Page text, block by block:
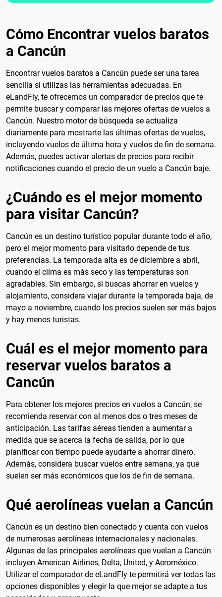
Cómo Encontrar vuelos baratos
a Cancún
Encontrar vuelos baratos a Cancún puede ser una tarea
sencilla si utilizas las herramientas adecuadas. En
eLandFly, te ofrecemos un comparador de precios que te
permite buscar y comparar las mejores ofertas de vuelos a
Cancún. Nuestro motor de búsqueda se actualiza
diariamente para mostrarte las últimas ofertas de vuelos,
incluyendo vuelos de última hora y vuelos de fin de semana.
Además, puedes activar alertas de precios para recibir
notificaciones cuando el precio de un vuelo a Cancún baje.
¿Cuándo es el mejor momento
para visitar Cancún?
Cancún es un destino turístico popular durante todo el año,
pero el mejor momento para visitarlo depende de tus
preferencias. La temporada alta es de diciembre a abril,
cuando el clima es más seco y las temperaturas son
agradables. Sin embargo, si buscas ahorrar en vuelos y
alojamiento, considera viajar durante la temporada baja, de
mayo a noviembre, cuando los precios suelen ser más bajos
y hay menos turistas.
Cuál es el mejor momento para
reservar vuelos baratos a
Cancún
Para obtener los mejores precios en vuelos a Cancún, se
recomienda reservar con al menos dos o tres meses de
anticipación. Las tarifas aéreas tienden a aumentar a
medida que se acerca la fecha de salida, por lo que
planificar con tiempo puede ayudarte a ahorrar dinero.
Además, considera buscar vuelos entre semana, ya que
suelen ser más económicos que los de fin de semana.
Qué aerolíneas vuelan a Cancún
Cancún es un destino bien conectado y cuenta con vuelos
de numerosas aerolíneas internacionales y nacionales.
Algunas de las principales aerolíneas que vuelan a Cancún
incluyen American Airlines, Delta, United, y Aeroméxico.
Utilizar el comparador de eLandFly te permitirá ver todas las
opciones disponibles y elegir la que mejor se adapte a tus